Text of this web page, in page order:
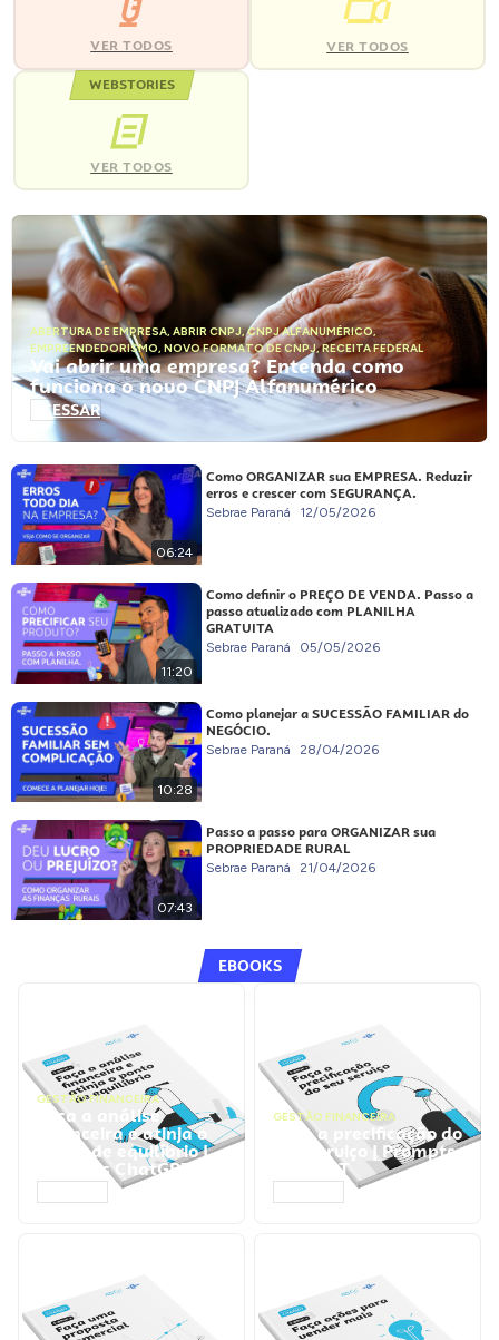
VER TODOS VER TODOS
WEBSTORIES
VER TODOS
ABERTURA DE EMPRESA, ABRIR CNPJ,CNPJ ALFANUMÉRICO,
EMPREENDEDORISMO, NOVO FORMATO DE CNPJ,RECEITA FEDERAL
Vai abrir uma empresa? Entenda como
funciona o novo CNPJ Alfanumérico
ACESSAR
06:24
Como ORGANIZAR sua EMPRESA. Reduzir
erros e crescer com SEGURANÇA.
Sebrae Paraná 12/05/2026
11:20
Como definir o PREÇO DE VENDA. Passo a
passo atualizado com PLANILHA
GRATUITA
Sebrae Paraná 05/05/2026
10:28
Como planejar a SUCESSÃO FAMILIAR do
NEGÓCIO.
Sebrae Paraná 28/04/2026
07:43
Passo a passo para ORGANIZAR sua
PROPRIEDADE RURAL
Sebrae Paraná 21/04/2026
EBOOKS
GESTÃO FINANCEIRA
Faça a análise
financeira e atinja o
ponto de equilíbrio |
Prompts ChatGPT
GESTÃO FINANCEIRA
Faça a precificação do
seu serviço | Prompts
ChatGPT